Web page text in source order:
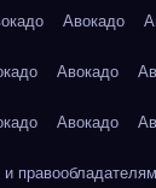
Авокадо
Авокадо
Авокадо
правообладателям